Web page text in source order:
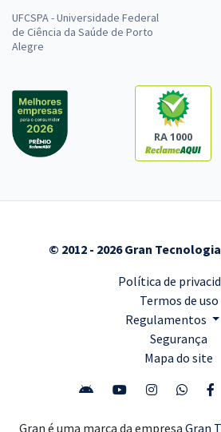
UFCSPA - Universidade Federal
de Ciência da Saúde de Porto
Alegre
RA 1000
© 2012 - 2026 Gran
Política de
Termos de uso
Regulamentos
Segurança
Mapa do site
Gran é uma marca da empresa Gran